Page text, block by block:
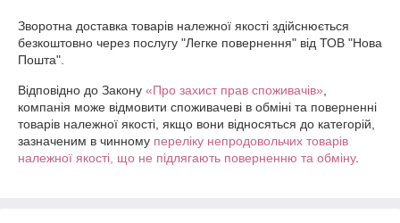
Зворотна доставка товарів належної якості здійснюється
безкоштовно через послугу "Легке повернення" від ТОВ "Нова
Пошта".
Відповідно до Закону «Про захист прав споживачів»
компанія може відмовити споживачеві в обміні та поверненні
товарів належної якості, якщо вони відносяться до категорій,
зазначеним в чинному переліку непродовольчих товарів
належної якості, що не підлягають поверненню та обміну.